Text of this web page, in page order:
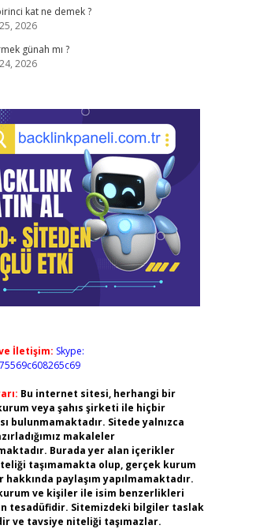
kat ne demek ?
2026
günah mı ?
2026
İletişim: Skype:
Bu internet sitesi, herhangi bir
veya şahıs şirketi ile hiçbir
bulunmamaktadır. Sitede yalnızca
makaleler
Burada yer alan içerikler
taşımamakta olup, gerçek kurum
hakkında paylaşım yapılmamaktadır.
ve kişiler ile isim benzerlikleri
tesadüfidir. Sitemizdeki bilgiler taslak
ve tavsiye niteliği taşımazlar.